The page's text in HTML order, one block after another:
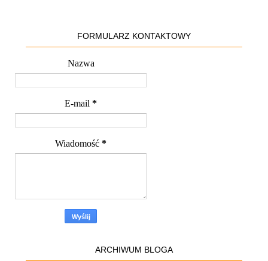
FORMULARZ KONTAKTOWY
Nazwa
E-mail *
Wiadomość *
ARCHIWUM BLOGA